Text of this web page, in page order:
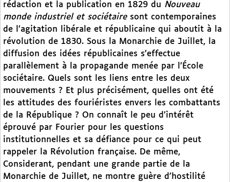
rédaction et la publication en 1829 du Nouveau
monde industriel et sociétairesont contemporaines
de l’agitation libérale et républicaine qui aboutit à la
révolution de 1830. Sous la Monarchie de Juillet, la
diffusion des idées républicaines s’effectue
parallèlement à la propagande menée par l’École
sociétaire. Quels sont les liens entre les deux
mouvements ? Et plus précisément, quelles ont été
les attitudes des fouriéristes envers les combattants
de la République ? On connaît le peu d’intérêt
éprouvé par Fourier pour les questions
institutionnelles et sa défiance pour ce qui peut
rappeler la Révolution française. De même,
Considerant, pendant une grande partie de la
Monarchie de Juillet, ne montre guère d’hostilité